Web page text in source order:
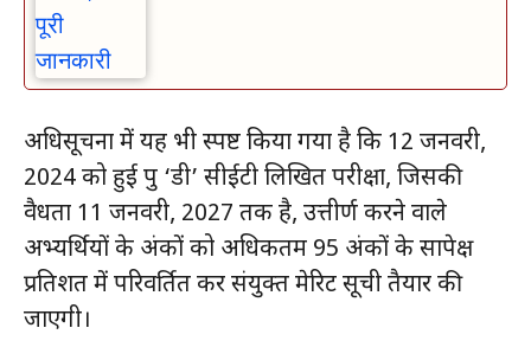
अधिसूचना में यह भी स्पष्ट किया गया है कि 12 जनवरी,
2024 को हुई ग्रुप ‘डी’ सीईटी लिखित परीक्षा, जिसकी
वैधता 11 जनवरी, 2027 तक है, उत्तीर्ण करने वाले
अभ्यर्थियों के अंकों को अधिकतम 95 अंकों के सापेक्ष
प्रतिशत में परिवर्तित कर संयुक्त मेरिट सूची तैयार की
जाएगी।